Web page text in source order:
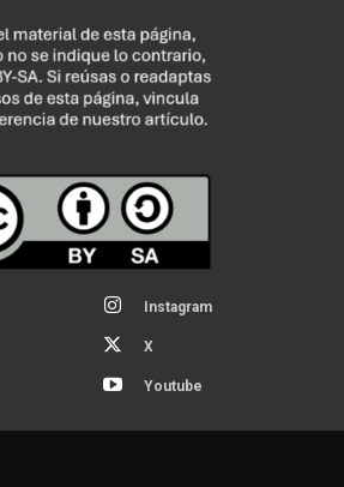
Instagram
X
Youtube